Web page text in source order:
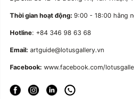
Thời gian hoạt động: 9:00 - 18:00 hằng
Hotline: +84 346 98 63 68
Email: artguide@lotusgallery.vn
Facebook: www.facebook.com/